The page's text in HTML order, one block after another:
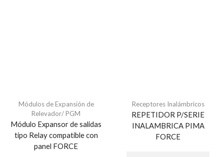
Módulos de Expansión de
Relevador/ PGM
Módulo Expansor de salidas
tipo Relay compatible con
panel FORCE
Receptores Inalámbricos
REPETIDOR P/SERIE
INALAMBRICA PIMA
FORCE